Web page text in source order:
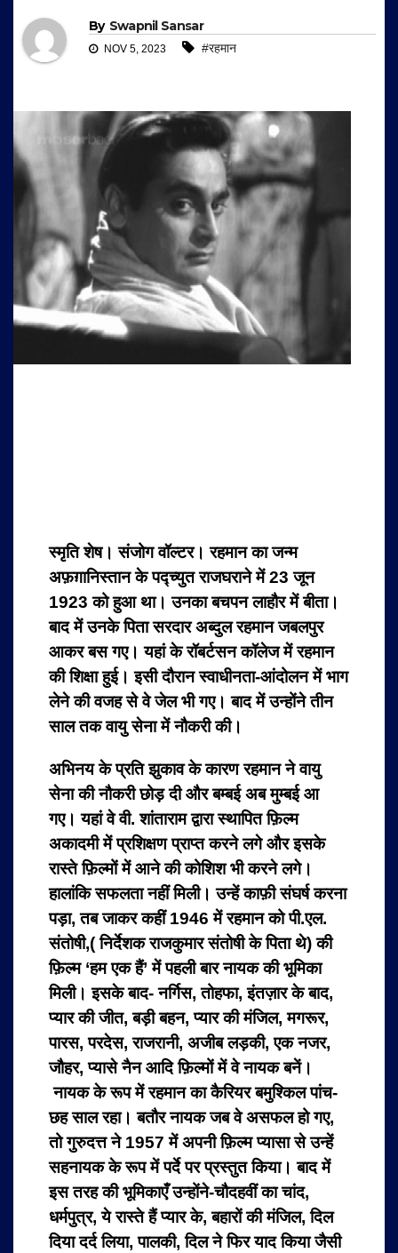
By Swapnil Sansar
NOV 5, 2023 #रहमान
स्मृति शेष। संजोग वॉल्टर। रहमान का जन्म
अफ़ग़ानिस्तान के पद्च्युत राजघराने में 23 जून
1923 को हुआ था। उनका बचपन लाहौर में बीता।
बाद में उनके पिता सरदार अब्दुल रहमान जबलपुर
आकर बस गए। यहां के रॉबर्टसन कॉलेज में रहमान
की शिक्षा हुई। इसी दौरान स्वाधीनता-आंदोलन में भाग
लेने की वजह से वे जेल भी गए। बाद में उन्होंने तीन
साल तक वायु सेना में नौकरी की।
अभिनय के प्रति झुकाव के कारण रहमान ने वायु
सेना की नौकरी छोड़ दी और बम्बई अब मुम्बई आ
गए। यहां वे वी. शांताराम द्वारा स्थापित फ़िल्म
अकादमी में प्रशिक्षण प्राप्त करने लगे और इसके
रास्ते फ़िल्मों में आने की कोशिश भी करने लगे।
हालांकि सफलता नहीं मिली। उन्हें काफ़ी संघर्ष करना
पड़ा, तब जाकर कहीं 1946 में रहमान को पी.एल.
संतोषी,( निर्देशक राजकुमार संतोषी के पिता थे) की
फ़िल्म ‘हम एक हैं’ में पहली बार नायक की भूमिका
मिली। इसके बाद- नर्गिस, तोहफा, इंतज़ार के बाद,
प्यार की जीत, बड़ी बहन, प्यार की मंजिल, मगरूर,
पारस, परदेस, राजरानी, अजीब लड़की, एक नजर,
जौहर, प्यासे नैन आदि फ़िल्मों में वे नायक बनें।
नायक के रूप में रहमान का कैरियर बमुश्किल पांच-
छह साल रहा। बतौर नायक जब वे असफल हो गए,
तो गुरुदत्त ने 1957 में अपनी फ़िल्म प्यासा से उन्हें
सहनायक के रूप में पर्दे पर प्रस्तुत किया। बाद में
इस तरह की भूमिकाएँ उन्होंने-चौदहवीं का चांद,
धर्मपुत्र, ये रास्ते हैं प्यार के, बहारों की मंजिल, दिल
दिया दर्द लिया, पालकी, दिल ने फिर याद किया जैसी